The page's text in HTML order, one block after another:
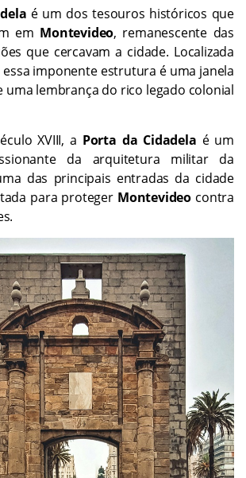
é um dos tesouros históricos que
em Montevideo, remanescente das
que cercavam a cidade. Localizada
essa imponente estrutura é uma janela
uma lembrança do rico legado colonial
XVIII, a Porta da Cidadela é um
da arquitetura militar da
das principais entradas da cidade
para proteger Montevideo contra